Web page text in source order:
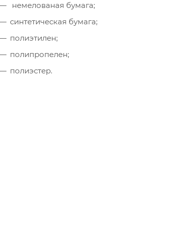
немелованая бумага;
синтетическая бумага;
полиэтилен;
полипропелен;
полиэстер.